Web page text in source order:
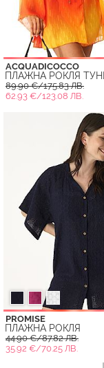
ACQUADICOCCO
ПЛАЖНА РОКЛЯ
89.90 €/175.83 ЛВ.
62.93 €/123.08 ЛВ.
PROMISE
ПЛАЖНА РОКЛЯ
44.90 €/87.82 ЛВ.
35.92 €/70.25 ЛВ.